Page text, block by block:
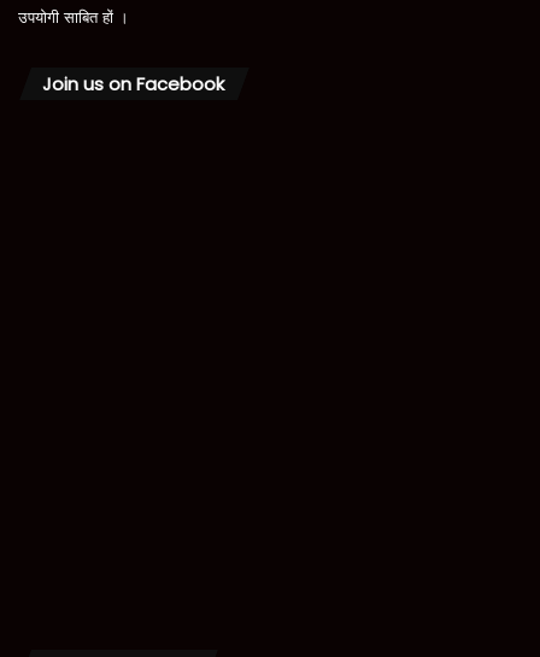
उपयोगी साबित हों ।
Join us on Facebook